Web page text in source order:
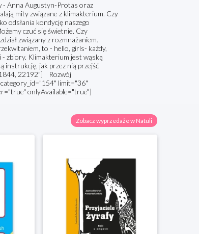
Anna Augustyn-Protas oraz
mity związane z klimakterium. Czy
odsłania kondycję naszego
czuć się świetnie. Czy
związany z rozmnażaniem.
to - hello, girls- każdy,
- zbiory. Klimakterium jest wąską
instrukcję, jak przez nią przejść
22192"] Rozwój
limit="36"
onlyAvailable="true"]
Zobacz wyprzedaże w Natuli